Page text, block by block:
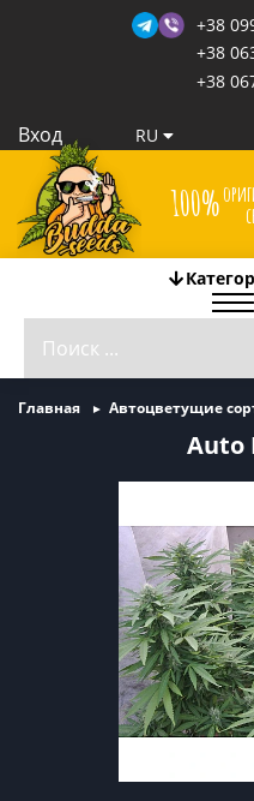
+38
+38
+38
Вход RU
100%
Главная Автоцветущие
Auto